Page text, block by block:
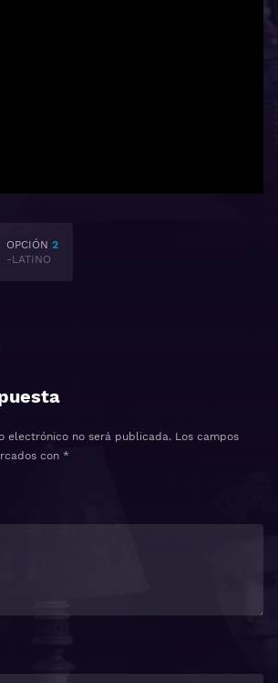
OPCIÓN 2
-LATINO
electrónico no será publicada. Los campos
con *